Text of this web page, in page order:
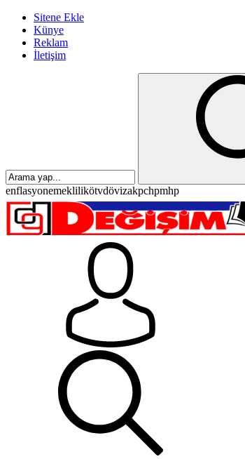
Sitene Ekle
Künye
Reklam
İletişim
enflasyonemeklilikötvdövizakpchpmhp